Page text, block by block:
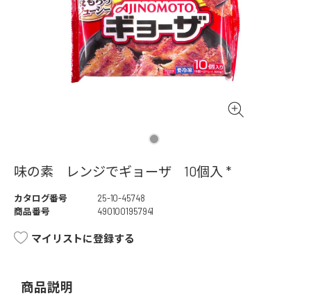
味の素 レンジでギョーザ 10個入 *
カタログ番号
25-10-45748
商品番号
4901001957941
マイリストに登録する
商品説明